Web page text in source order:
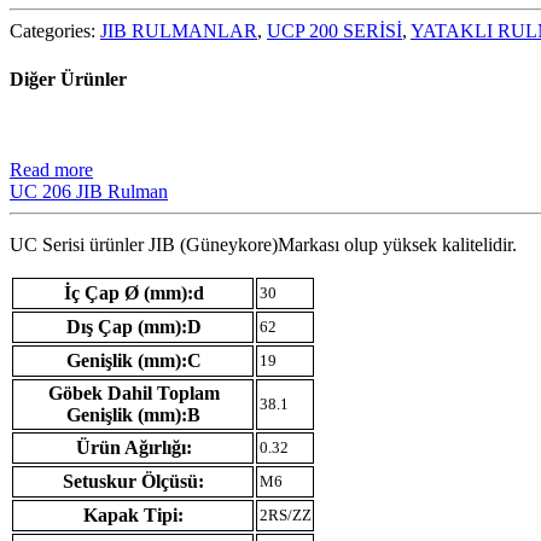
Categories: JIB RULMANLAR, UCP 200 SERİSİ, YATAKLI
Diğer Ürünler
Read more
UC 206 JIB Rulman
UC Serisi ürünler JIB (Güneykore)Markası olup yüksek kalitelidir.
İç Çap Ø (mm):d 30
Dış Çap (mm):D 62
Genişlik (mm):C 19
Göbek Dahil Toplam
Genişlik (mm):B
38.1
Ürün Ağırlığı: 0.32
Setuskur Ölçüsü: M6
Kapak Tipi: 2RS/ZZ